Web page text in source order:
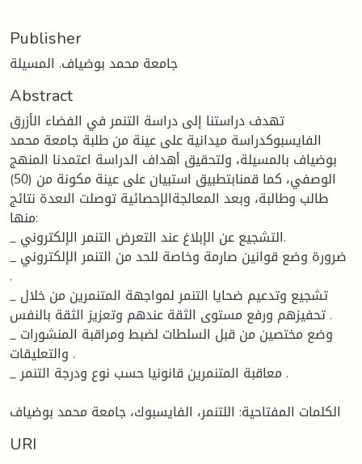
Publisher
جامعة محمد بوضياف. المسيلة
Abstract
تهدف دراستنا إلى دراسة التنمر في الفضاء الأزرق
الفايسبوكدراسة ميدانية على عينة من طلبة جامعة محمد
بوضياف بالمسيلة، ولتحقيق أهداف الدراسة اعتمدنا المنهج
الوصفي، كما قمنابتطبيق استبيان على عينة مكونة من (50)
طالب وطالبة، وبعد المعالجةالإحصائية توصلت الىعدة نتائج
منها:
_ التشجيع عن الإبلاغ عند التعرض التنمر الإلكتروني.
_ ضرورة وضع قوانين صارمة وخاصة للحد من التنمر الإلكتروني
.
_ تشجيع وتدعيم ضحايا التنمر لمواجهة المتنمرين من خلال
تحفيزهم ورفع مستوى الثقة عندهم وتعزيز الثقة بالنفس .
_ وضع مختصين من قبل السلطات لضبط ومراقبة المنشورات
والتعليقات .
_ معاقبة المتنمرين قانونيا حسب نوع ودرجة التنمر .
الكلمات المفتاحية: اللتنمر، الفايسبوك، جامعة محمد بوضياف
URI